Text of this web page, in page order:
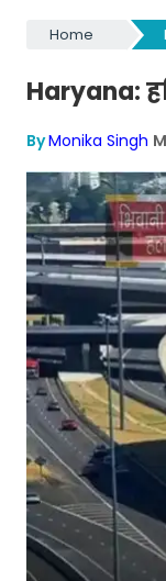
Home
Haryana:
ByMonika Singh